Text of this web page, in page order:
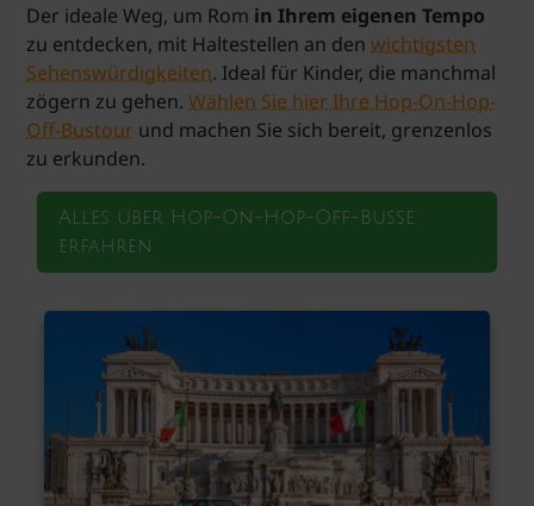
Der ideale Weg, um Rom in Ihrem eigenen Tempo
zu entdecken, mit Haltestellen an denwichtigsten
Sehenswürdigkeiten. Ideal für Kinder, die manchmal
zögern zu gehen.Wählen Sie hier Ihre Hop-On-Hop-
Off-Bustour und machen Sie sich bereit, grenzenlos
zu erkunden.
Alles über Hop-On-Hop-Off-Busse
erfahren